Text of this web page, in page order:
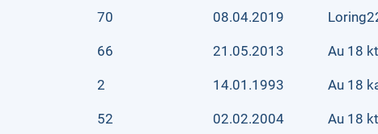
70 08.04.2019
66 21.05.2013 Au 18
2 14.01.1993 Au 18
52 02.02.2004 Au 18